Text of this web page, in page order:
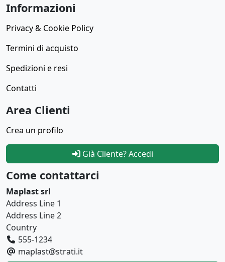
Informazioni
Privacy & Cookie Policy
Termini di acquisto
Spedizioni e resi
Contatti
Area Clienti
Crea un profilo
Già Cliente? Accedi
Come contattarci
Maplast srl
Address Line 1
Address Line 2
Country
555-1234
maplast@strati.it